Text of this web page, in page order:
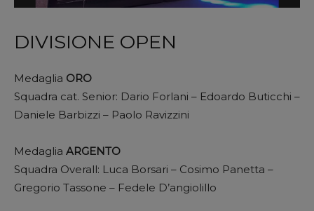
DIVISIONE OPEN
Medaglia ORO
Squadra cat. Senior: Dario Forlani – Edoardo Buticchi –
Daniele Barbizzi – Paolo Ravizzini
Medaglia ARGENTO
Squadra Overall: Luca Borsari – Cosimo Panetta –
Gregorio Tassone – Fedele D’angiolillo